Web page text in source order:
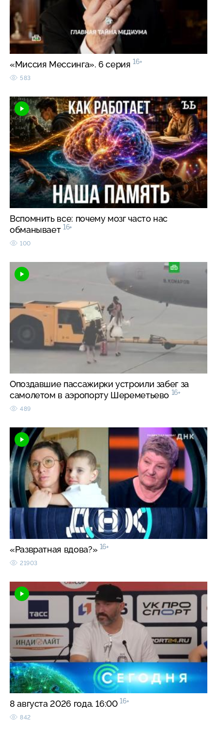
«Миссия Мессинга». 6 серия 16+
583
Вспомнить все: почему мозг часто нас
обманывает 16+
100
Опоздавшие пассажирки устроили забег за
самолетом в аэропорту Шереметьево 16+
489
«Развратная вдова?» 16+
21903
8 августа 2026 года. 16:00 16+
842